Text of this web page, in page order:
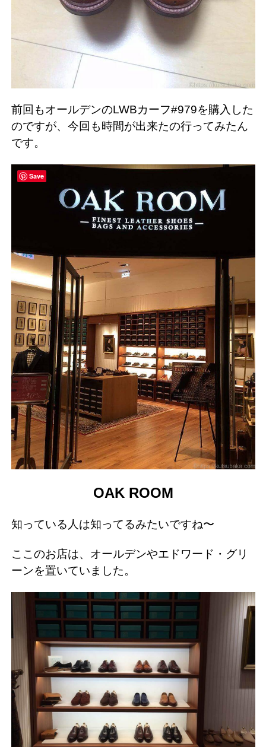
前回もオールデンのLWBカーフ#979を購入した
のですが、今回も時間が出来たの行ってみたん
です。
OAK ROOM
知っている人は知ってるみたいですね〜
ここのお店は、オールデンやエドワード・グリ
ーンを置いていました。
Save